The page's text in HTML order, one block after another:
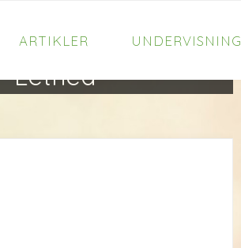
ARTIKLER UNDERVISNING
Lethed